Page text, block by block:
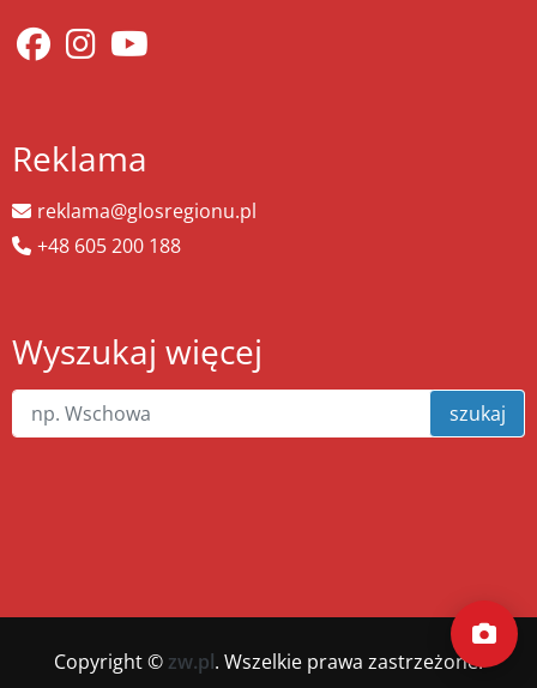
Reklama
reklama@glosregionu.pl
+48 605 200 188
Wyszukaj więcej
szukaj
Copyright © zw.pl. Wszelkie prawa zastrzeżone.